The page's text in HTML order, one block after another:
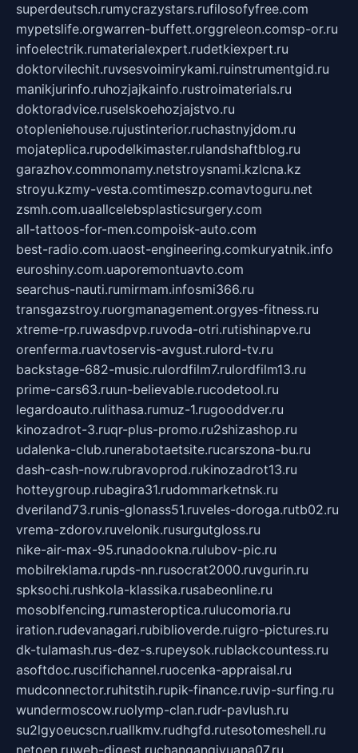
superdeutsch.rumycrazystars.rufilosofyfree.com
mypetslife.orgwarren-buffett.orggreleon.comsp-or.ru
infoelectrik.rumaterialexpert.rudetkiexpert.ru
doktorvilechit.ruvsesvoimirykami.ruinstrumentgid.ru
manikjurinfo.ruhozjajkainfo.rustroimaterials.ru
doktoradvice.ruselskoehozjajstvo.ru
otopleniehouse.rujustinterior.ruchastnyjdom.ru
mojateplica.rupodelkimaster.rulandshaftblog.ru
garazhov.commonamy.netstroysnami.kzlcna.kz
stroyu.kzmy-vesta.comtimeszp.comavtoguru.net
zsmh.com.uaallcelebsplasticsurgery.com
all-tattoos-for-men.compoisk-auto.com
best-radio.com.uaost-engineering.comkuryatnik.info
euroshiny.com.uaporemontuavto.com
searchus-nauti.rumirmam.infosmi366.ru
transgazstroy.ruorgmanagement.orgyes-fitness.ru
xtreme-rp.ruwasdpvp.ruvoda-otri.rutishinapve.ru
orenferma.ruavtoservis-avgust.rulord-tv.ru
backstage-682-music.rulordfilm7.rulordfilm13.ru
prime-cars63.ruun-believable.rucodetool.ru
legardoauto.rulithasa.rumuz-1.rugooddver.ru
kinozadrot-3.ruqr-plus-promo.ru2shizashop.ru
udalenka-club.runerabotaetsite.rucarszona-bu.ru
dash-cash-now.rubravoprod.rukinozadrot13.ru
hotteygroup.rubagira31.rudommarketnsk.ru
dveriland73.runis-glonass51.ruveles-doroga.rutb02.ru
vrema-zdorov.ruvelonik.rusurgutgloss.ru
nike-air-max-95.runadookna.rulubov-pic.ru
mobilreklama.rupds-nn.rusocrat2000.ruvgurin.ru
spksochi.rushkola-klassika.rusabeonline.ru
mosoblfencing.rumasteroptica.rulucomoria.ru
iration.rudevanagari.rubiblioverde.ruigro-pictures.ru
dk-tulamash.rus-dez-s.rupeysok.rublackcountess.ru
asoftdoc.ruscifichannel.ruocenka-appraisal.ru
mudconnector.ruhitstih.rupik-finance.ruvip-surfing.ru
wundermoscow.ruolymp-clan.rudr-pavlush.ru
su2lgyoeucscn.ruallkmv.rudhgfd.rutesotomeshell.ru
netoen.ruweb-digest.ruchanganqiyuana07.ru